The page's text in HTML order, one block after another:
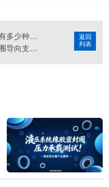
返回
列表
泵用机械设备密封有多少种密封方式？
工程机械上的密封圈导向支撑环油缸密封圈